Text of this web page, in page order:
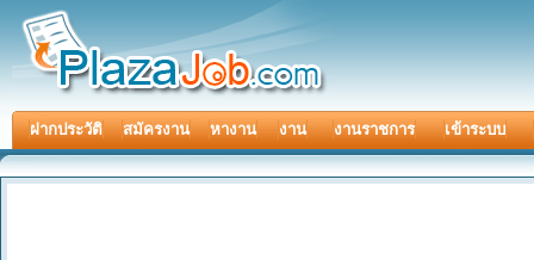
ฝากประวัติ สมัครงาน หางาน งาน งานราชการ เข้าระบบ